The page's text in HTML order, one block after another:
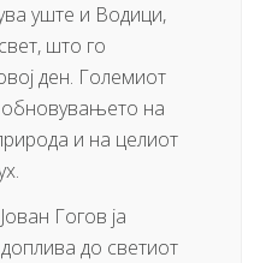
уште и Водици,
што го
ден. Големиот
на
и на целиот
Гогов ја
до светиот